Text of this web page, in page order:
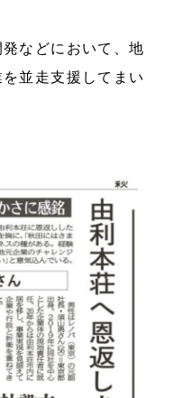
などにおいて、地
並走支援してまい